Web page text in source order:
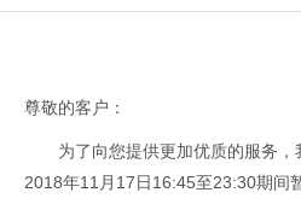
尊敬的客户：
为了向您提供更加优质的服务
2018年11月17日16:45至23:30期间